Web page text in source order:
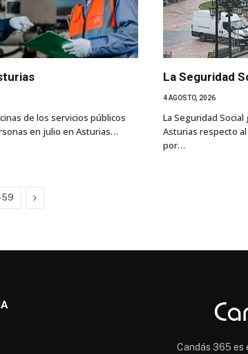
de los servicios públicos
en julio en Asturias…
La Seguridad
4 AGOSTO, 2026
La Seguridad
Asturias respecto
por…
Next
Candás 365 es